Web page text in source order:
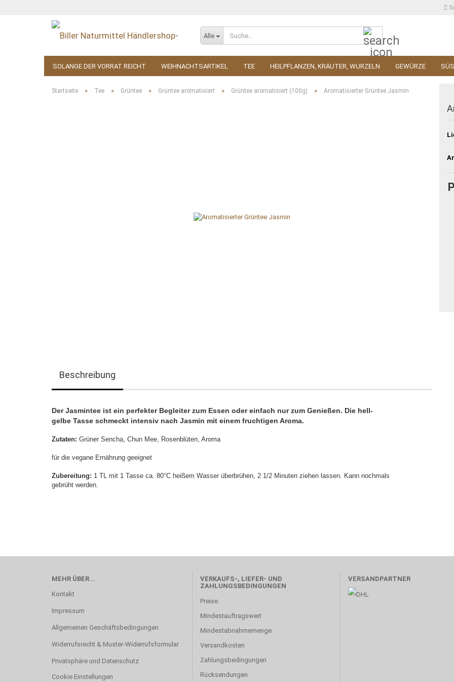
Alle
SOLANGE DER VORRAT REICHT WEIHNACHTSARTIKEL TEE HEILPFLANZEN, KRÄUTER, WURZELN GEWÜRZE
KOSMETIK ZUBEHÖR
Startseite » Tee » Grüntee » Grüntee aromatisiert » Grüntee aromatisiert (100g) » Aromatisierter Grüntee Jasmin
Beschreibung
Der Jasmintee ist ein perfekter Begleiter zum Essen oder einfach nur zum Genießen. Die hell-
gelbe Tasse schmeckt intensiv nach Jasmin mit einem fruchtigen Aroma.
Zutaten: Grüner Sencha, Chun Mee, Rosenblüten, Aroma
für die vegane Ernährung geeignet
Zubereitung: 1 TL mit 1 Tasse ca. 80°C heißem Wasser überbrühen, 2 1/2 Minuten ziehen lassen. Kann nochmals
gebrüht werden.
MEHR ÜBER...
Kontakt
Impressum
Allgemeinen Geschäftsbedingungen
Widerrufsrecht & Muster-Widerrufsformular
Privatsphäre und Datenschutz
Cookie Einstellungen
VERKAUFS-, LIEFER- UND
ZAHLUNGSBEDINGUNGEN
Preise
Mindestauftragswert
Mindestabnahmemenge
Versandkosten
Zahlungsbedingungen
Rücksendungen
VERSANDPARTNER